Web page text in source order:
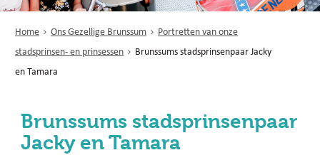
Home Ons Gezellige Brunssum
Portretten van onze
stadsprinsen- en prinsessen
Brunssums stadsprinsenpaar Jacky
en Tamara
Brunssums stadsprinsenpaar
Jacky en Tamara